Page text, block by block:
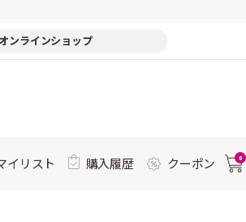
オンラインショップ
イリスト 購入履歴 クーポン 0